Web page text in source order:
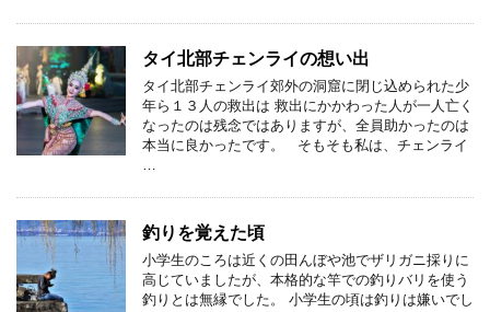
タイ北部チェンライの想い出
タイ北部チェンライ郊外の洞窟に閉じ込められた少
年ら１３人の救出は 救出にかかわった人が一人亡く
なったのは残念ではありますが、全員助かったのは
本当に良かったです。 そもそも私は、チェンライ
…
釣りを覚えた頃
小学生のころは近くの田んぼや池でザリガニ採りに
高じていましたが、本格的な竿での釣りバリを使う
釣りとは無縁でした。 小学生の頃は釣りは嫌いでし